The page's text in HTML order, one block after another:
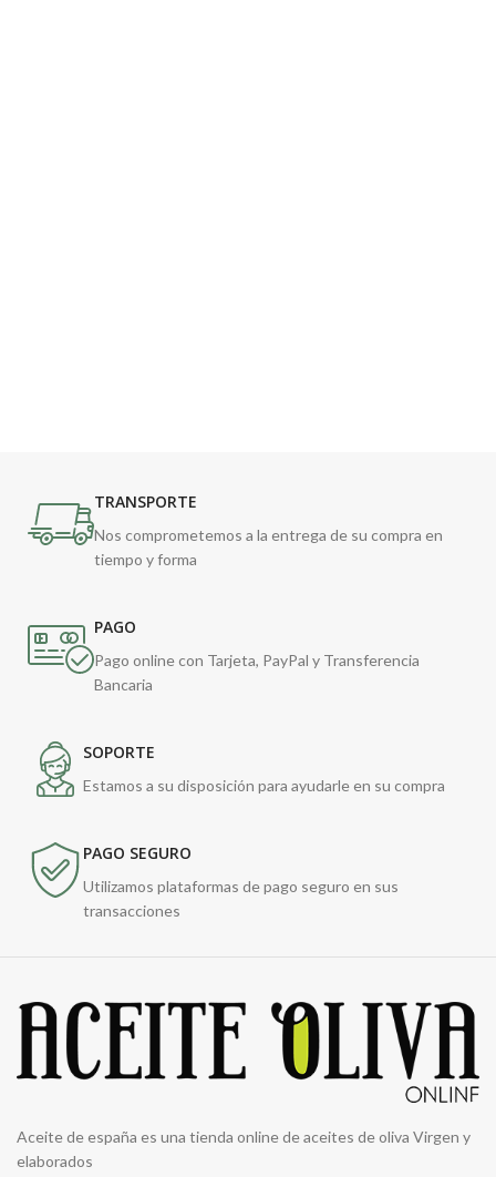
TRANSPORTE
Nos comprometemos a la entrega de su compra en
tiempo y forma
PAGO
Pago online con Tarjeta, PayPal y Transferencia
Bancaria
SOPORTE
Estamos a su disposición para ayudarle en su compra
PAGO SEGURO
Utilizamos plataformas de pago seguro en sus
transacciones
Aceite de españa es una tienda online de aceites de oliva Virgen y
elaborados